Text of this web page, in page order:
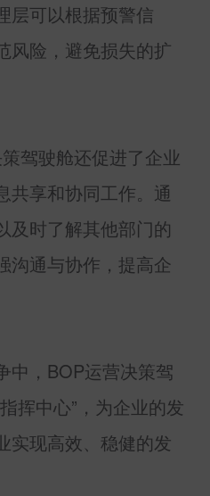
层可以根据预警信
风险，避免损失的扩
驾驶舱还促进了企业
共享和协同工作。通
及时了解其他部门的
沟通与协作，提高企
， BOP运营决策驾
挥中心”，为企业的发
实现高效、稳健的发